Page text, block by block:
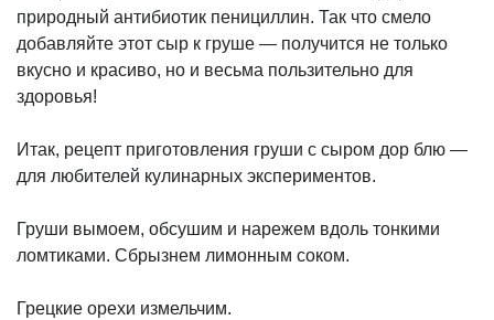
природный антибиотик пенициллин. Так что смело
добавляйте этот сыр к груше — получится не только
вкусно и красиво, но и весьма пользительно для
здоровья!
Итак, рецепт приготовления груши с сыром дор блю —
для любителей кулинарных экспериментов.
Груши вымоем, обсушим и нарежем вдоль тонкими
ломтиками. Сбрызнем лимонным соком.
Грецкие орехи измельчим.